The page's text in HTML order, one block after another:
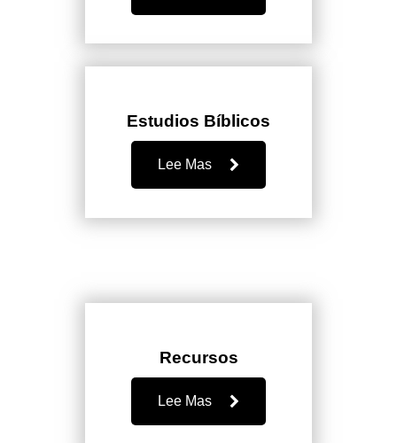
Estudios Bíblicos
Lee Mas
Recursos
Lee Mas